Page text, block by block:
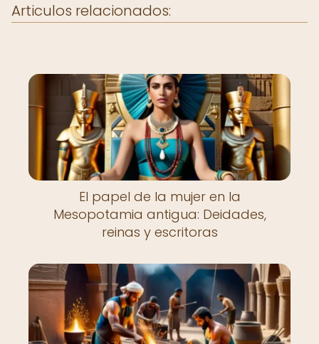
Articulos relacionados:
El papel de la mujer en la
Mesopotamia antigua: Deidades,
reinas y escritoras